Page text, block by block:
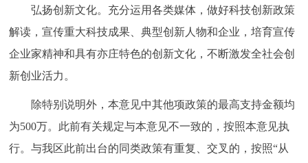
弘扬创新文化。充分运用各类媒体，做好科技创新政策
解读，宣传重大科技成果、典型创新人物和企业，培育宣传
企业家精神和具有亦庄特色的创新文化，不断激发全社会创
新创业活力。
除特别说明外，本意见中其他项政策的最高支持金额均
为500万。此前有关规定与本意见不一致的，按照本意见执
行。与我区此前出台的同类政策有重复、交叉的，按照“从